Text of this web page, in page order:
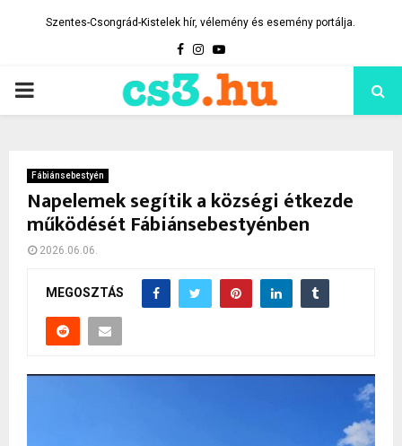
Szentes-Csongrád-Kistelek hír, vélemény és esemény portálja.
Facebook
Instagram
Youtube
PRIMARY
Fábiánsebestyén
Napelemek segítik a községi étkezde
működését Fábiánsebestyénben
2026.06.06.
MEGOSZTÁS